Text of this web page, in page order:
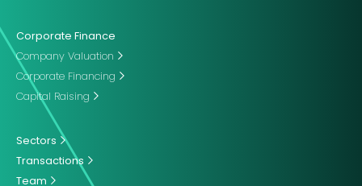
Corporate Finance
Company Valuation
Corporate Financing
Capital Raising
Sectors
Transactions
Team